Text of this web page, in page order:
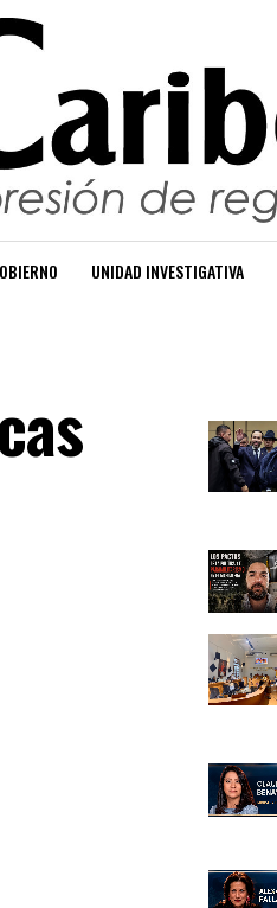
UNIDAD INVESTIGATIVA